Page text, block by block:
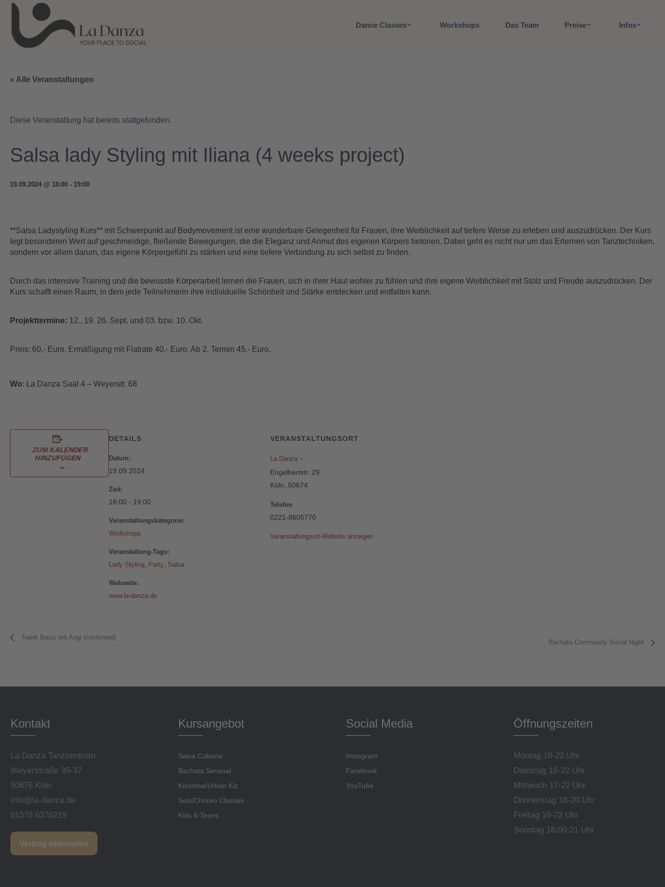
Dance Classes Workshops Das Team Preise Infos
« Alle Veranstaltungen
Diese Veranstaltung hat bereits stattgefunden.
Salsa lady Styling mit Iliana (4 weeks project)
19.09.2024 @ 18:00 - 19:00
**Salsa Ladystyling Kurs** mit Schwerpunkt auf Bodymovement ist eine wunderbare Gelegenheit für Frauen, ihre Weiblichkeit auf tiefere Weise zu erleben und auszudrücken. Der Kurs
legt besonderen Wert auf geschmeidige, fließende Bewegungen, die die Eleganz und Anmut des eigenen Körpers betonen. Dabei geht es nicht nur um das Erlernen von Tanztechniken,
sondern vor allem darum, das eigene Körpergefühl zu stärken und eine tiefere Verbindung zu sich selbst zu finden.
Durch das intensive Training und die bewusste Körperarbeit lernen die Frauen, sich in ihrer Haut wohler zu fühlen und ihre eigene Weiblichkeit mit Stolz und Freude auszudrücken. Der
Kurs schafft einen Raum, in dem jede Teilnehmerin ihre individuelle Schönheit und Stärke entdecken und entfalten kann.
Projekttermine: 12., 19. 26. Sept. und 03. bzw. 10. Okt.
Preis: 60,- Euro. Ermäßigung mit Flatrate 40,- Euro. Ab 2. Termin 45,- Euro.
Wo: La Danza Saal 4 – Weyerstr. 68
ZUM KALENDER
HINZUFÜGEN
DETAILS
Datum:
19.09.2024
Zeit:
18:00 - 19:00
Veranstaltungskategorie:
Workshops
Veranstaltung-Tags:
Lady Styling
Party Salsa
Webseite:
www.la-danza.de
VERANSTALTUNGSORT
La Danza –
Engelbertstr. 29
Köln
50674
Telefon
0221-8605770
Veranstaltungsort-Website anzeigen
Twerk Basic mit Angi (confirmed)
Bachata Community Social Night
Kontakt
La Danza Tanzzentrum
Weyerstraße 35-37
50676 Köln
info@la-danza.de
01575 6376219
Vertrag widerrufen
Kursangebot
Salsa Cubana
Bachata Sensual
Kizomba/Urban Kiz
Solo/Choreo Classes
Kids & Teens
Social Media
Instagram
Facebook
YouTube
Öffnungszeiten
Montag 18-22 Uhr
Dienstag 16-22 Uhr
Mittwoch 17-22 Uhr
Donnerstag 18-20 Uhr
Freitag 16-22 Uhr
Sonntag 16:00-21 Uhr